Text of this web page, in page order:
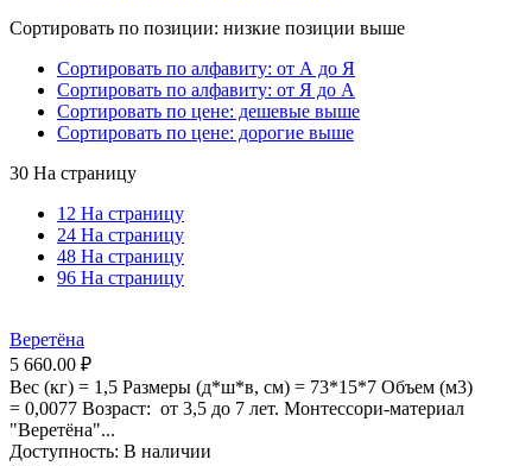
Сортировать по позиции: низкие позиции выше
Сортировать по алфавиту: от А до Я
Сортировать по алфавиту: от Я до А
Сортировать по цене: дешевые выше
Сортировать по цене: дорогие выше
30 На страницу
12 На страницу
24 На страницу
48 На страницу
96 На страницу
Веретёна
5 660.00 ₽
Вес (кг) = 1,5 Размеры (д*ш*в, см) = 73*15*7 Объем (м3)
= 0,0077 Возраст: от 3,5 до 7 лет. Монтессори-материал
"Веретёна"...
Доступность: В наличии